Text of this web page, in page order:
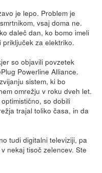
je lepo. Problem je
vsaj doma ne.
daleč dan, ko bomo imeli
za elektriko.
so objavili povzetek
Powerline Alliance.
sistem, ki bo
omrežju v roku dveh let.
so dobili
trajal toliko časa, in da
tudi digitalni televiziji, pa
nekaj tisoč zelencev. Ste